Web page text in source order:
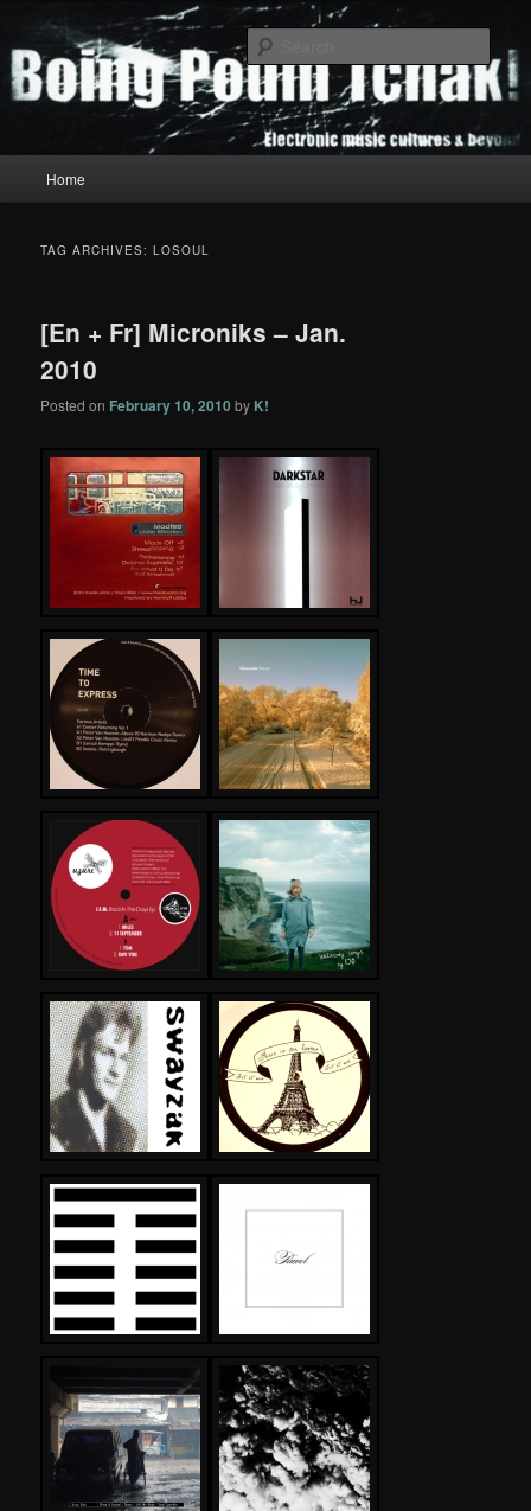
primary
content
secondary
contentBoing Poum Tchak!
Home
TAG ARCHIVES:LOSOUL
[En + Fr] Microniks – Jan.
2010
Posted on February 10, 2010 by K!